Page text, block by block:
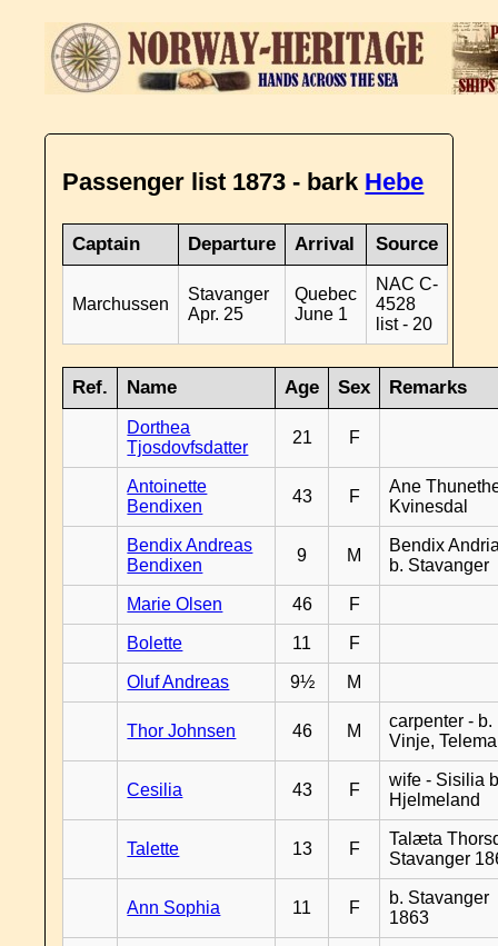
Passenger list 1873 - bark Hebe
Captain Departure Arrival Source
Marchussen
Stavanger
Apr. 25
Quebec
June 1
NAC C-
4528
list - 20
Ref. Name Age Sex Remarks
Dorthea
Tjosdovfsdatter
21 F
Antoinette
Bendixen
43 F
Ane
Kvinesdal
Bendix Andreas
Bendixen
9 M
Bendix
b. Stavanger
Marie Olsen 46 F
Bolette 11 F
Oluf Andreas 9½ M
Thor Johnsen 46 M
carpenter - b.
Vinje,
Cesilia 43 F
wife - Sisilia
Hjelmeland
Talette 13 F
Talæta
Stavanger
Ann Sophia 11 F
b. Stavanger
1863